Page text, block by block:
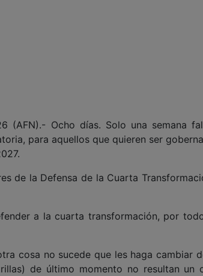
(AFN).- Ocho días. Solo una semana
para aquellos que quieren ser
de la Defensa de la Cuarta
a la cuarta transformación, por
cosa no sucede que les haga cambiar
de último momento no resultan un